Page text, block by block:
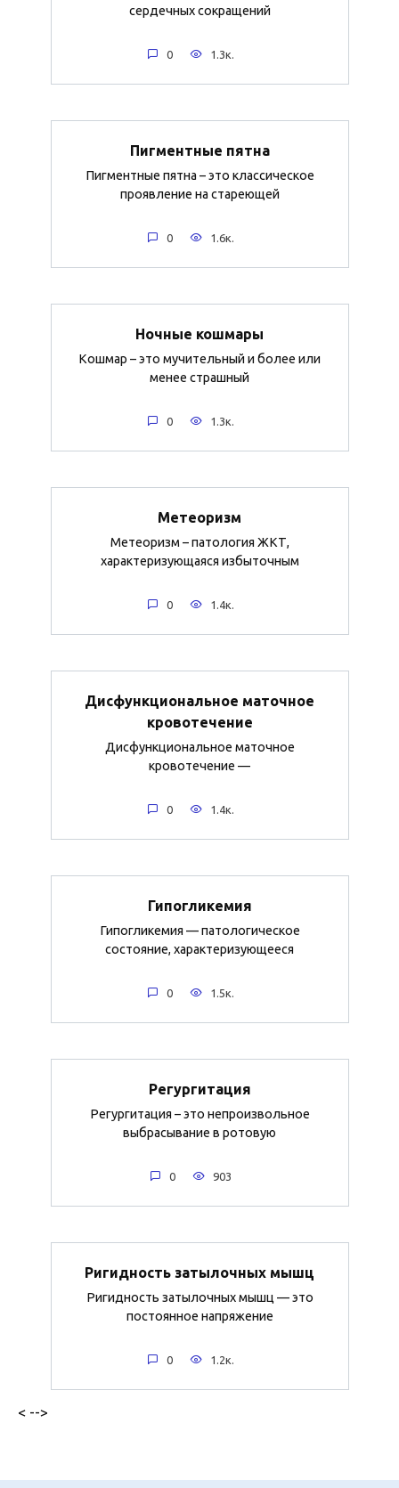
сердечных сокращений
0 1.3к.
Пигментные пятна
Пигментные пятна – это классическое
проявление на стареющей
0 1.6к.
Ночные кошмары
Кошмар – это мучительный и более или
менее страшный
0 1.3к.
Метеоризм
Метеоризм – патология ЖКТ,
характеризующаяся избыточным
0 1.4к.
Дисфункциональное маточное
кровотечение
Дисфункциональное маточное
кровотечение —
0 1.4к.
Гипогликемия
Гипогликемия — патологическое
состояние, характеризующееся
0 1.5к.
Регургитация
Регургитация – это непроизвольное
выбрасывание в ротовую
0 903
Ригидность затылочных мышц
Ригидность затылочных мышц — это
постоянное напряжение
0 1.2к.
< -->